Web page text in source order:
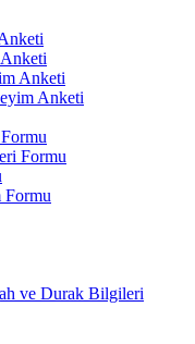
Anketi
Anketi
Formu
Formu
ve Durak Bilgileri